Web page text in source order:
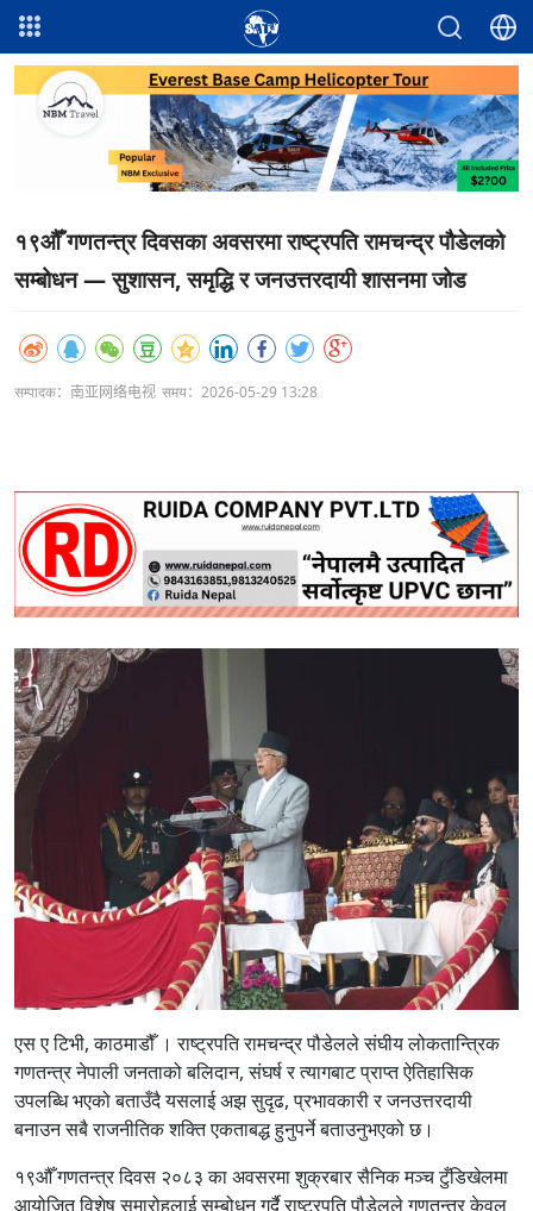
१९औँ गणतन्त्र दिवसका अवसरमा राष्ट्रपति रामचन्द्र पौडेलको
सम्बोधन — सुशासन, समृद्धि र जनउत्तरदायी शासनमा जोड
सम्पादक：南亚网络电视 समय：2026-05-29 13:28
एस ए टिभी, काठमाडौँ । राष्ट्रपति रामचन्द्र पौडेलले संघीय लोकतान्त्रिक
गणतन्त्र नेपाली जनताको बलिदान, संघर्ष र त्यागबाट प्राप्त ऐतिहासिक
उपलब्धि भएको बताउँदै यसलाई अझ सुदृढ, प्रभावकारी र जनउत्तरदायी
बनाउन सबै राजनीतिक शक्ति एकताबद्ध हुनुपर्ने बताउनुभएको छ।
१९औँ गणतन्त्र दिवस २०८३ का अवसरमा शुक्रबार सैनिक मञ्च टुँडिखेलमा
आयोजित विशेष समारोहलाई सम्बोधन गर्दै राष्ट्रपति पौडेलले गणतन्त्र केवल